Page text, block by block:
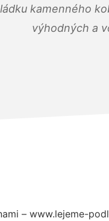
kamenného
výhodných a
– www.lejeme-